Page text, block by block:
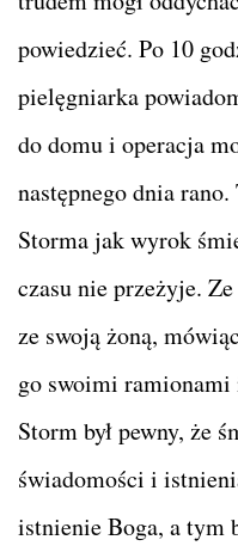
powiedzieć. Po 10
pielęgniarka
do domu i operacja
następnego dnia
Storma jak wyrok
czasu nie przeżyje.
ze swoją żoną,
go swoimi ramionami
Storm był pewny, że
świadomości i
istnienie Boga, a tym